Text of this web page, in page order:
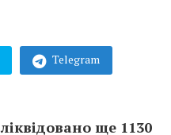
Telegram
ще 1130